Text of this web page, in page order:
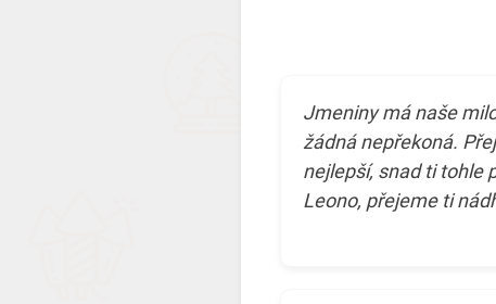
Jmeniny má naše
žádná nepřekoná.
nejlepší, snad ti tohle
Leono, přejeme ti